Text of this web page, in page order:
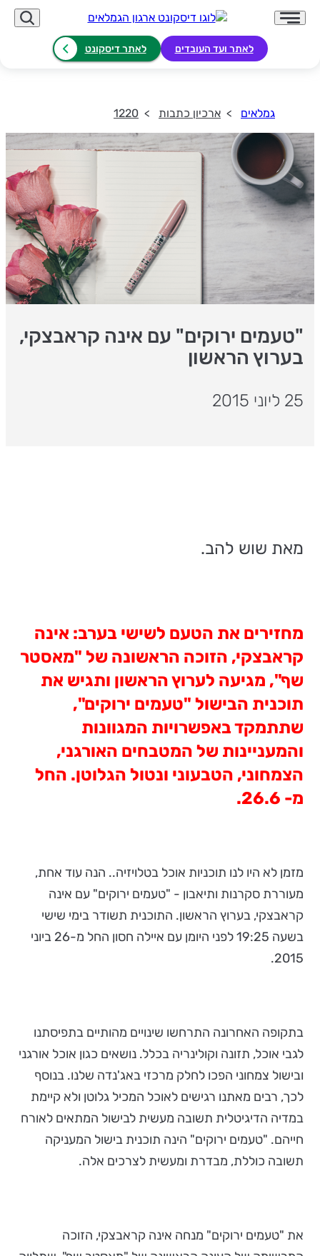
לאתר ועד העובדים לאתר דיסקונט
גמלאים ארכיון כתבות 1220
"טעמים ירוקים" עם אינה קראבצקי,
בערוץ הראשון
25 ליוני 2015
מאת שוש להב.
מחזירים את הטעם לשישי בערב: אינה
קראבצקי, הזוכה הראשונה של "מאסטר
שף", מגיעה לערוץ הראשון ותגיש את
תוכנית הבישול "טעמים ירוקים",
שתתמקד באפשרויות המגוונות
והמעניינות של המטבחים האורגני,
הצמחוני, הטבעוני ונטול הגלוטן. החל
מ- 26.6.
מזמן לא היו לנו תוכניות אוכל בטלויזיה.. הנה עוד אחת,
מעוררת סקרנות ותיאבון - "טעמים ירוקים" עם אינה
קראבצקי, בערוץ הראשון. התוכנית תשודר בימי שישי
בשעה 19:25 לפני היומן עם איילה חסון החל מ-26 ביוני
2015.
בתקופה האחרונה התרחשו שינויים מהותיים בתפיסתנו
לגבי אוכל, תזונה וקולינריה בכלל. נושאים כגון אוכל אורגני
ובישול צמחוני הפכו לחלק מרכזי באג'נדה שלנו. בנוסף
לכך, רבים מאתנו רגישים לאוכל המכיל גלוטן ולא קיימת
במדיה הדיגיטלית תשובה מעשית לבישול המתאים לאורח
חייהם. "טעמים ירוקים" הינה תוכנית בישול המעניקה
תשובה כוללת, מבדרת ומעשית לצרכים אלה.
את "טעמים ירוקים" מנחה אינה קראבצקי, הזוכה